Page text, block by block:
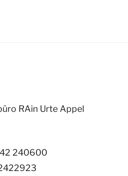
RAin Urte Appel
240600